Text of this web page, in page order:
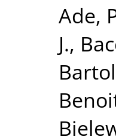
Ade,
J.,